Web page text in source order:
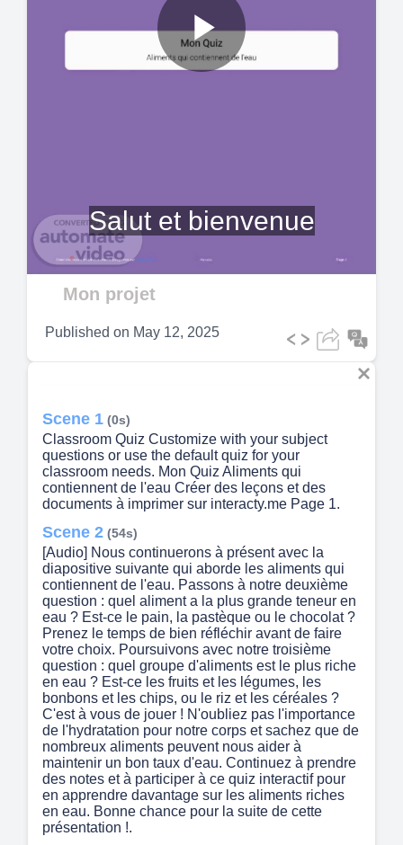
Salut et bienvenue
Play
Mon projet
Published on May 12, 2025
Scene 1 (0s)
Classroom Quiz Customize with your subject
questions or use the default quiz for your
classroom needs. Mon Quiz Aliments qui
contiennent de l'eau Créer des leçons et des
documents à imprimer sur interacty.me Page 1.
Scene 2 (54s)
[Audio] Nous continuerons à présent avec la
diapositive suivante qui aborde les aliments qui
contiennent de l'eau. Passons à notre deuxième
question : quel aliment a la plus grande teneur en
eau ? Est-ce le pain, la pastèque ou le chocolat ?
Prenez le temps de bien réfléchir avant de faire
votre choix. Poursuivons avec notre troisième
question : quel groupe d'aliments est le plus riche
en eau ? Est-ce les fruits et les légumes, les
bonbons et les chips, ou le riz et les céréales ?
C'est à vous de jouer ! N'oubliez pas l'importance
de l'hydratation pour notre corps et sachez que de
nombreux aliments peuvent nous aider à
maintenir un bon taux d'eau. Continuez à prendre
des notes et à participer à ce quiz interactif pour
en apprendre davantage sur les aliments riches
en eau. Bonne chance pour la suite de cette
présentation !.